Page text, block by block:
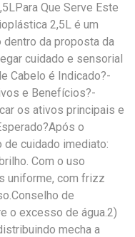
Que Serve Este
2,5L é um
da proposta da
cuidado e sensorial
Cabelo é Indicado?-
e Benefícios?-
os ativos principais e
o
de cuidado imediato:
Com o uso
uniforme, com frizz
de
o excesso de água.2)
mecha a